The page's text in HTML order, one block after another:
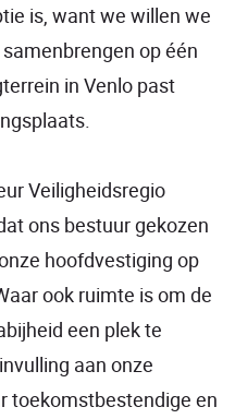
is, want we willen we
op één
in Venlo past
Veiligheidsregio
ons bestuur gekozen
hoofdvestiging op
ook ruimte is om de
een plek te
aan onze
toekomstbestendige en